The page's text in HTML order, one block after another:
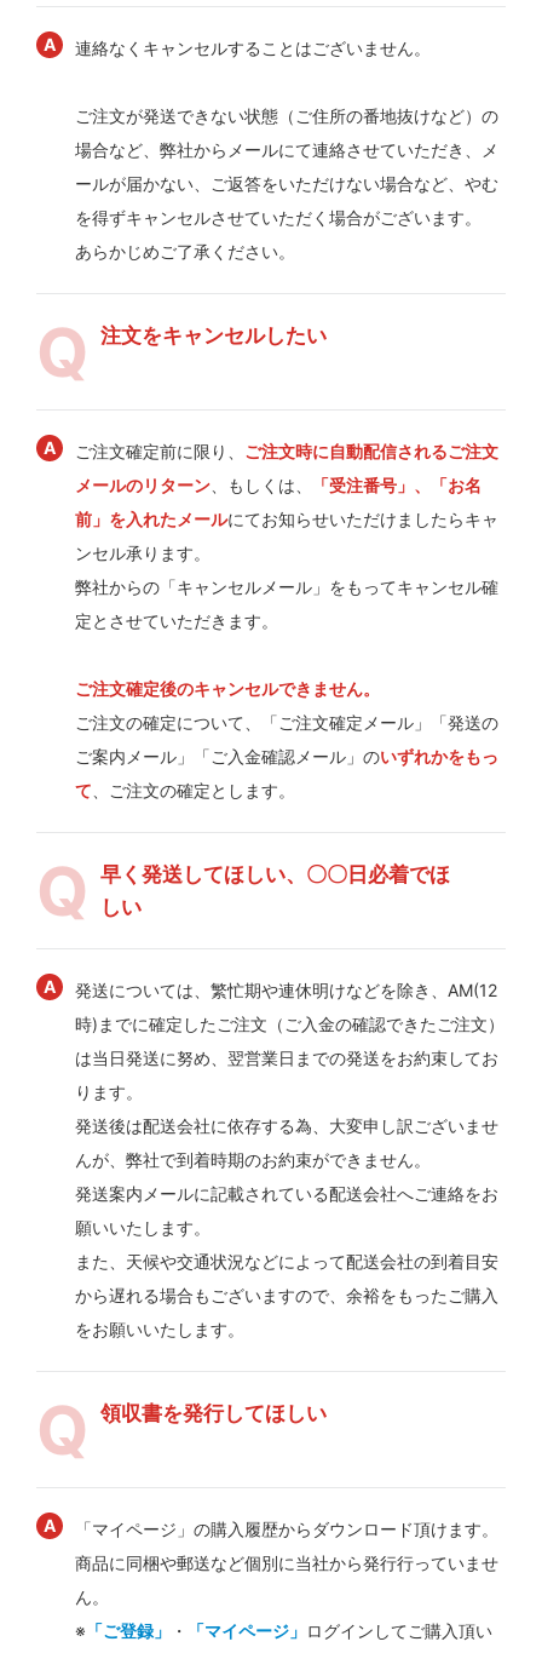
連絡なくキャンセルすることはございません。
ご注文が発送できない状態（ご住所の番地抜けなど）の
場合など、弊社からメールにて連絡させていただき、メ
ールが届かない、ご返答をいただけない場合など、やむ
を得ずキャンセルさせていただく場合がございます。
あらかじめご了承ください。
注文をキャンセルしたい
ご注文確定前に限り、 ご注文時に自動配信されるご注文
メールのリターン、もしくは、
「受注番号」、「お名
前」を入れたメールにてお知らせいただけましたらキャ
ンセル承ります。
弊社からの「キャンセルメール」をもってキャンセル確
定とさせていただきます。
ご注文確定後のキャンセルできません。
ご注文の確定について、「ご注文確定メール」「発送の
ご案内メール」「ご入金確認メール」のいずれかをもっ
て、ご注文の確定とします。
早く発送してほしい、〇〇日必着でほ
しい
発送については、繁忙期や連休明けなどを除き、AM(12
時)までに確定したご注文（ご入金の確認できたご注文）
は当日発送に努め、翌営業日までの発送をお約束してお
ります。
発送後は配送会社に依存する為、大変申し訳ございませ
んが、弊社で到着時期のお約束ができません。
発送案内メールに記載されている配送会社へご連絡をお
願いいたします。
また、天候や交通状況などによって配送会社の到着目安
から遅れる場合もございますので、余裕をもったご購入
をお願いいたします。
領収書を発行してほしい
「マイページ」の購入履歴からダウンロード頂けます。
商品に同梱や郵送など個別に当社から発行行っていませ
ん。
※ 「ご登録」 ・ 「マイページ」 ログインしてご購入頂い